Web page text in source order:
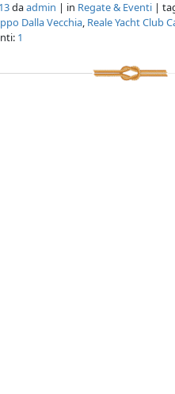
daadmin | in Regate & Eventi |
Dalla Vecchia, Reale Yacht Club
1